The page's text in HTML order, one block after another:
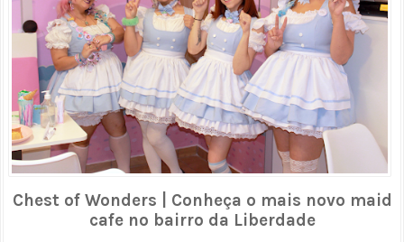
Chest of Wonders | Conheça o mais novo maid
cafe no bairro da Liberdade